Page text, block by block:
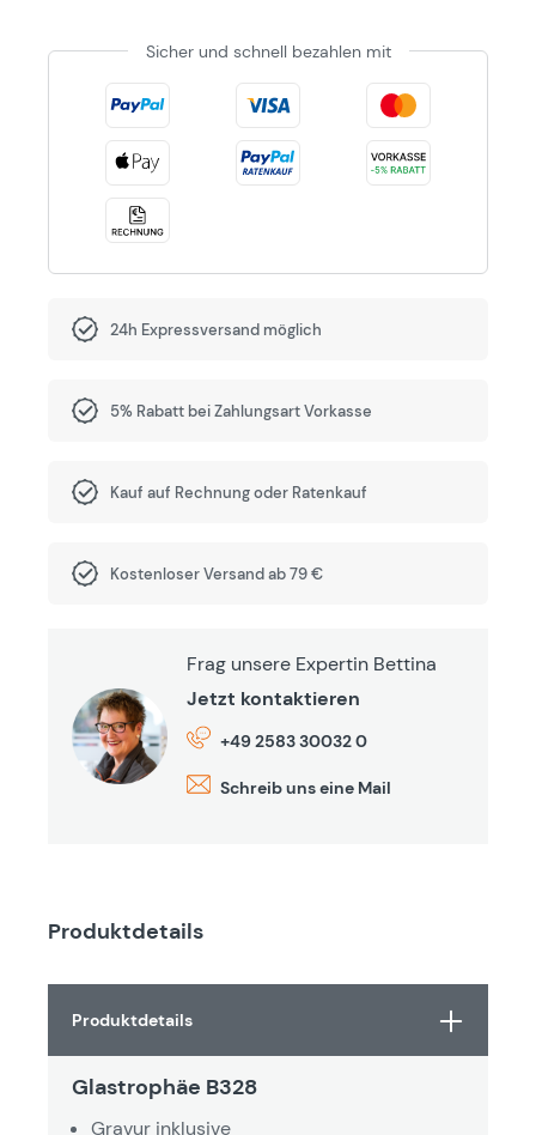
Sicher und schnell bezahlen mit
24h Expressversand möglich
5% Rabatt bei Zahlungsart Vorkasse
Kauf auf Rechnung oder Ratenkauf
Kostenloser Versand ab 79 €
Frag unsere Expertin Bettina
Jetzt kontaktieren
+49 2583 30032 0
Schreib uns eine Mail
Produktdetails
Produktdetails
Glastrophäe B328
Gravur inklusive